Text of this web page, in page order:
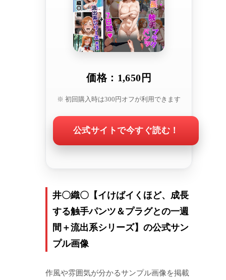
価格：1,650円
※ 初回購入時は300円オフが利用できます
公式サイトで今すぐ読む！
井〇織〇【イけばイくほど、成長
する触手パンツ＆プラグとの一週
間＋流出系シリーズ】の公式サン
プル画像
作風や雰囲気が分かるサンプル画像を掲載